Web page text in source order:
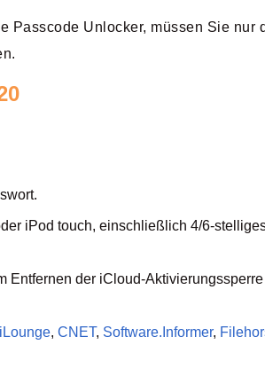
Passcode Unlocker, müssen Sie nur
iPod touch, einschließlich 4/6-
Entfernen der iCloud-
iLounge, CNET, Software.Informer,